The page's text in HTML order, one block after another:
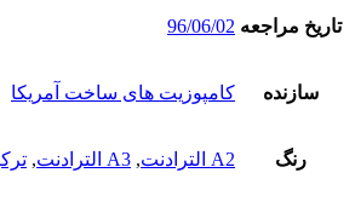
تاریخ مراجعه 96/06/02
سازنده کامپوزیت های ساخت آمریکا
رنگ A2 الترادنت , A3 الترادنت ,